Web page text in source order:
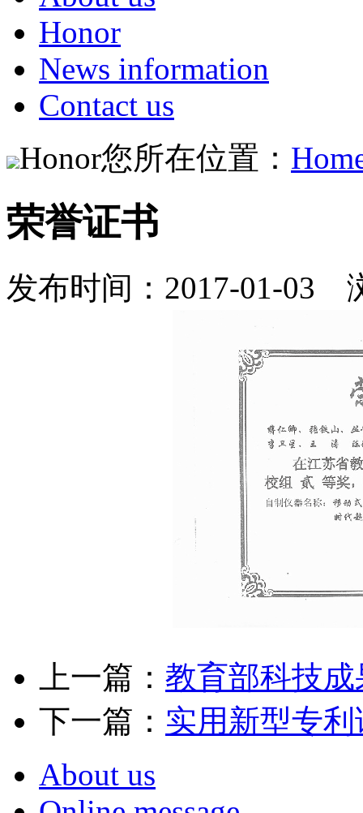
Honor
News information
Contact us
Honor您所在位置：
荣誉证书
发布时间：2017-01-03
上一篇： 教育部科技
下一篇： 实用新型专利
About us